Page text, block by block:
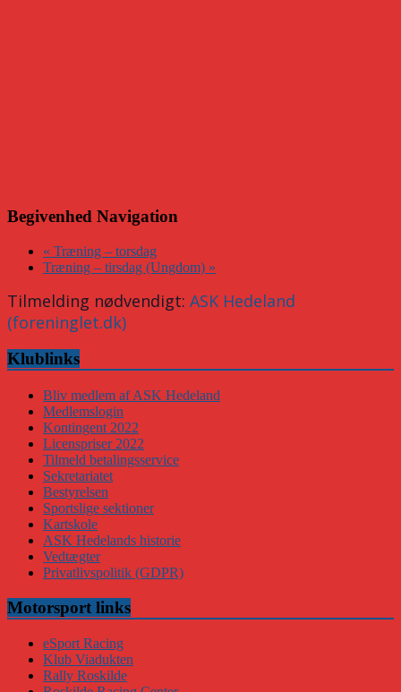
Begivenhed Navigation
« Træning – torsdag
Træning – tirsdag (Ungdom) »
Tilmelding nødvendigt: ASK Hedeland
(foreninglet.dk)
Klublinks
Bliv medlem af ASK Hedeland
Medlemslogin
Kontingent 2022
Licenspriser 2022
Tilmeld betalingsservice
Sekretariatet
Bestyrelsen
Sportslige sektioner
Kartskole
ASK Hedelands historie
Vedtægter
Privatlivspolitik (GDPR)
Motorsport links
eSport Racing
Klub Viadukten
Rally Roskilde